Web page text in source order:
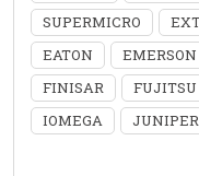
SUPERMICRO
EATON
EMERSON
FINISAR
FUJITSU
IOMEGA
JUNIPER